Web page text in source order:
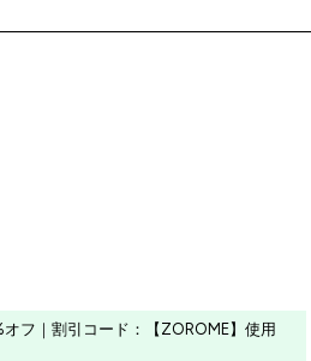
フ｜割引コード：【ZOROME】使用